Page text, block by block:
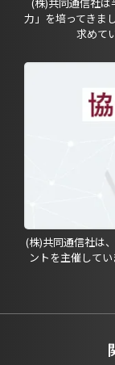
力」を培ってきま
求めて
(株)共同通信社は
ントを主催して